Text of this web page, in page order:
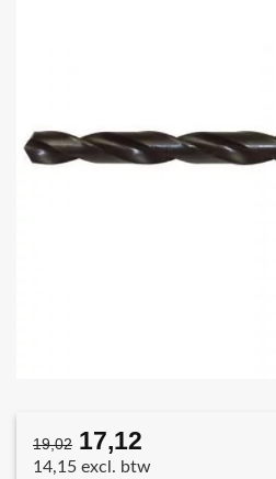
19,02 Oorspronkelijke
prijs
17,12
prijs
14,15 excl. btw